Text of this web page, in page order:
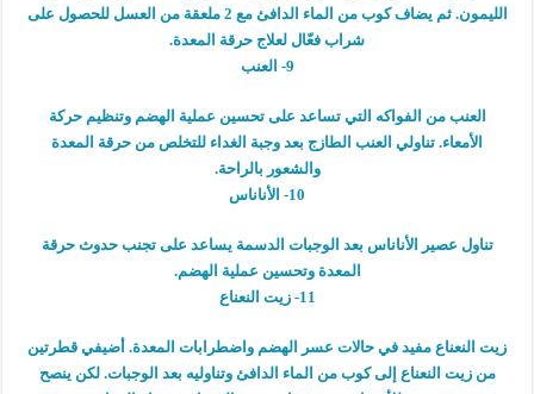
الليمون. ثم يضاف كوب من الماء الدافئ مع 2 ملعقة من العسل للحصول على
شراب فعّال لعلاج حرقة المعدة.
9- العنب
العنب من الفواكه التي تساعد على تحسين عملية الهضم وتنظيم حركة
الأمعاء. تناولي العنب الطازج بعد وجبة الغداء للتخلص من حرقة المعدة
والشعور بالراحة.
10- الأناناس
تناول عصير الأناناس بعد الوجبات الدسمة يساعد على تجنب حدوث حرقة
المعدة وتحسين عملية الهضم.
11- زيت النعناع
زيت النعناع مفيد في حالات عسر الهضم واضطرابات المعدة. أضيفي قطرتين
من زيت النعناع إلى كوب من الماء الدافئ وتناوليه بعد الوجبات. لكن ينصح